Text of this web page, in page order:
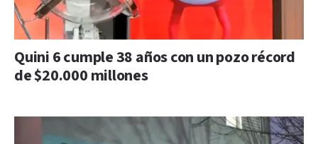
Quini 6 cumple 38 años con un pozo récord
de $20.000 millones